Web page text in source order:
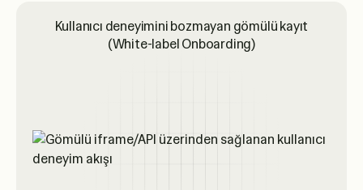
Kullanıcı deneyimini bozmayan gömülü kayıt
(White-label Onboarding)